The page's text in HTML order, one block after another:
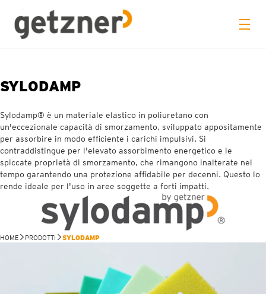
SYLODAMP
Sylodamp® è un materiale elastico in poliuretano con
un'eccezionale capacità di smorzamento, sviluppato appositamente
per assorbire in modo efficiente i carichi impulsivi. Si
contraddistingue per l'elevato assorbimento energetico e le
spiccate proprietà di smorzamento, che rimangono inalterate nel
tempo garantendo una protezione affidabile per decenni. Questo lo
rende ideale per l'uso in aree soggette a forti impatti.
HOME PRODOTTI SYLODAMP